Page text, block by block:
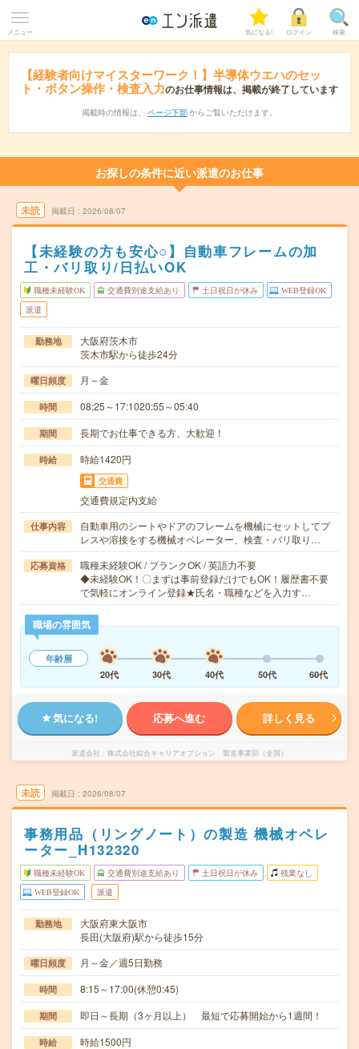
メニュー 気になる! ログイン 検索
【経験者向けマイスターワーク！】半導体ウエハのセッ
ト・ボタン操作・検査入力のお仕事情報は、掲載が終了しています
掲載時の情報は、 ページ下部 からご覧いただけます。
お探しの条件に近い派遣のお仕事
未読 掲載日 2026/08/07
【未経験の方も安心○】自動車フレームの加
工・バリ取り/日払いOK
職種未経験OK 交通費別途支給あり 土日祝日が休み WEB登録OK
派遣
勤務地
大阪府茨木市
茨木市駅から徒歩24分
曜日頻度 月～金
時間 08:25～17:1020:55～05:40
期間 長期でお仕事できる方、大歓迎！
時給 時給1420円
交通費
交通費規定内支給
仕事内容
自動車用のシートやドアのフレームを機械にセットしてプ
レスや溶接をする機械オペレーター、検査・バリ取り…
応募資格
職種未経験OK / ブランクOK / 英語力不要
◆未経験OK！〇まずは事前登録だけでもOK！履歴書不要
で気軽にオンライン登録★氏名・職種などを入力す…
職場の雰囲気
年齢層
20代
30代 40代 50代 60代
気になる! 応募へ進む 詳しく見る
派遣会社 株式会社綜合キャリアオプション 製造事業部（全国）
未読 掲載日 2026/08/07
事務用品（リングノート）の製造 機械オペレ
ーター_H132320
職種未経験OK 交通費別途支給あり 土日祝日が休み 残業なし
WEB登録OK 派遣
勤務地
大阪府東大阪市
長田(大阪府)駅から徒歩15分
曜日頻度 月～金／週5日勤務
時間 8:15～17:00(休憩0:45)
期間 即日～長期（3ヶ月以上） 最短で応募開始から1週間！
時給 時給1500円